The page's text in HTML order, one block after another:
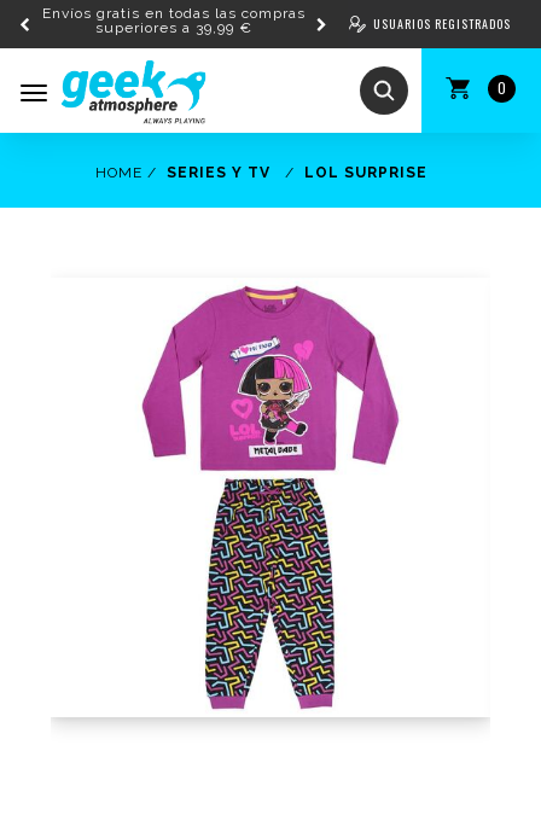
Envíos gratis en todas las compras
superiores a 39,99 €
0
USUARIOS REGISTRADOS
Toggle
HOME SERIES Y TV LOL SURPRISE